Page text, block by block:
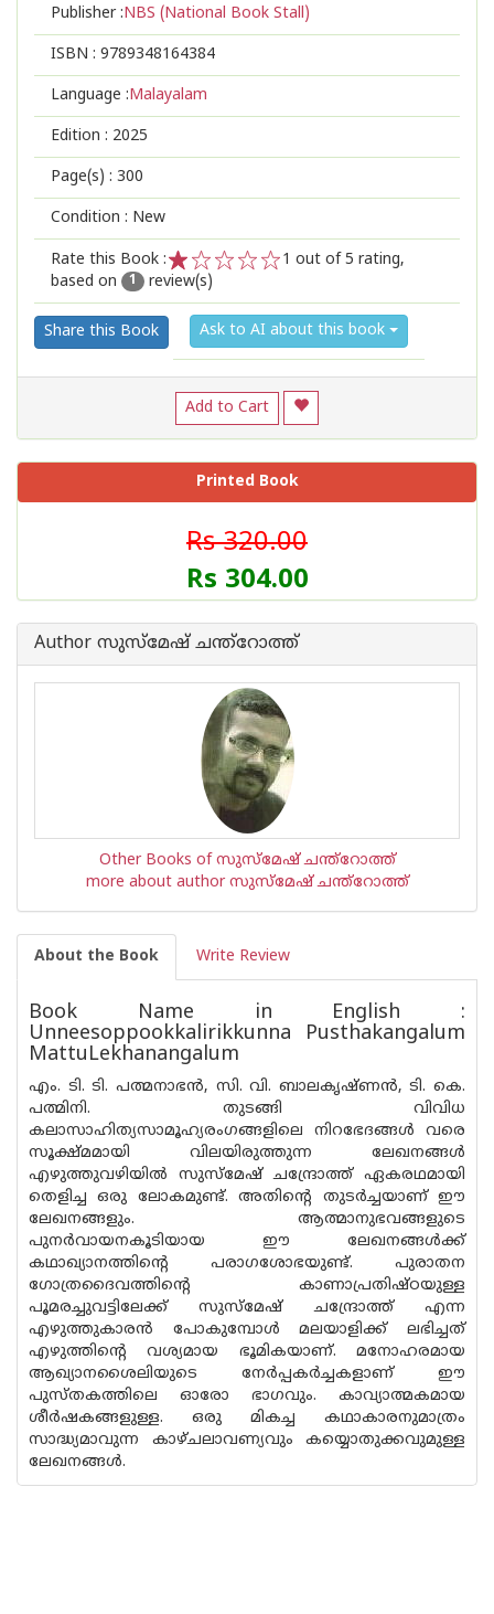
Publisher :NBS (National Book Stall)
ISBN : 9789348164384
Language :Malayalam
Edition : 2025
Page(s) : 300
Condition : New
Rate this Book :
2
1
1 out of 5 rating,
based on
1 review(s)
Share this Book Ask to AI about this book
Add to Cart
Printed Book
Rs 320.00
Rs 304.00
Author സുസ്മേഷ്‌ ചന്ത്റോത്ത്
Other Books of സുസ്മേഷ്‌ ചന്ത്റോത്ത്
more about author സുസ്മേഷ്‌ ചന്ത്റോത്ത്
About the Book Write Review
Book Name in English :
Unneesoppookkalirikkunna Pusthakangalum
MattuLekhanangalum
എം. ടി. ടി. പത്മനാഭൻ, സി. വി. ബാലകൃഷ്‌ണൻ, ടി. കെ.
പത്മിനി. തുടങ്ങി വിവിധ
കലാസാഹിത്യസാമൂഹ്യരംഗങ്ങളിലെ നിറഭേദങ്ങൾ വരെ
സൂക്ഷ്മമായി വിലയിരുത്തുന്ന ലേഖനങ്ങൾ
എഴുത്തുവഴിയിൽ സുസ്മേഷ് ചന്ദ്രോത്ത് ഏകരഥമായി
തെളിച്ച ഒരു ലോകമുണ്ട്. അതിന്‍റെ തുടർച്ചയാണ് ഈ
ലേഖനങ്ങളും. ആത്മാനുഭവങ്ങളുടെ
പുനർവായനകൂടിയായ ഈ ലേഖനങ്ങൾക്ക്
കഥാഖ്യാനത്തിന്‍റെ പരാഗശോഭയുണ്ട്. പുരാതന
ഗോത്രദൈവത്തിന്‍റെ കാണാപ്രതിഷ്‌ഠയുള്ള
പൂമരച്ചുവട്ടിലേക്ക് സുസ്‌മേഷ് ചന്ദ്രോത്ത് എന്ന
എഴുത്തുകാരൻ പോകുമ്പോൾ മലയാളിക്ക് ലഭിച്ചത്
എഴുത്തിന്‍റെ വശ്യമായ ഭൂമികയാണ്. മനോഹരമായ
ആഖ്യാനശൈലിയുടെ നേർപ്പകർച്ചകളാണ് ഈ
പുസ്‌തകത്തിലെ ഓരോ ഭാഗവും. കാവ്യാത്മകമായ
ശീർഷകങ്ങളുള്ള. ഒരു മികച്ച കഥാകാരനുമാത്രം
സാദ്ധ്യമാവുന്ന കാഴ്ചലാവണ്യവും കയ്യൊതുക്കവുമുള്ള
ലേഖനങ്ങൾ.